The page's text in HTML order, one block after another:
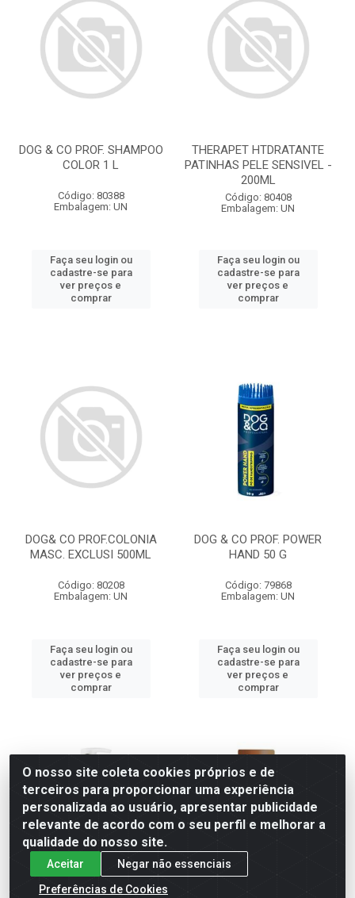
DOG & CO PROF. SHAMPOO
COLOR 1 L
Código: 80388
Embalagem: UN
Faça seu login ou
cadastre-se para
ver preços e
comprar
THERAPET HTDRATANTE
PATINHAS PELE SENSIVEL -
200ML
Código: 80408
Embalagem: UN
Faça seu login ou
cadastre-se para
ver preços e
comprar
DOG& CO PROF.COLONIA
MASC. EXCLUSI 500ML
Código: 80208
Embalagem: UN
Faça seu login ou
cadastre-se para
ver preços e
comprar
DOG & CO PROF. POWER
HAND 50 G
Código: 79868
Embalagem: UN
Faça seu login ou
cadastre-se para
ver preços e
comprar
O nosso site coleta cookies próprios e de
terceiros para proporcionar uma experiência
personalizada ao usuário, apresentar publicidade
relevante de acordo com o seu perfil e melhorar a
qualidade do nosso site.
Aceitar
Negar não essenciais
Preferências de Cookies